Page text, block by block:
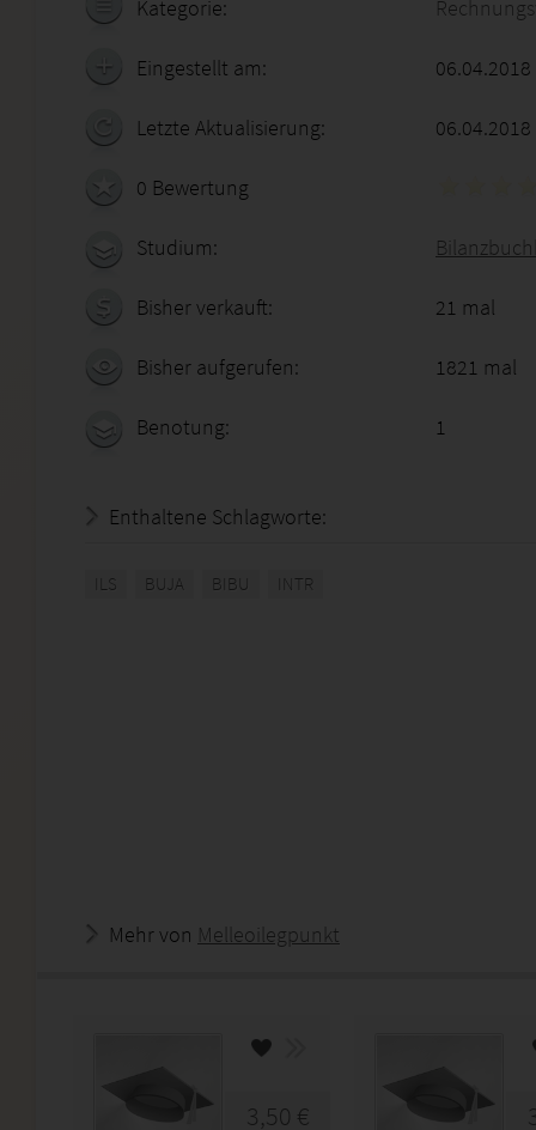
Kategorie:
Eingestellt am:
Letzte Aktualisierung: 06.04.2018
0 Bewertung
Studium:
Bisher verkauft: 21 mal
Bisher aufgerufen: 1821 mal
Benotung: 1
Enthaltene Schlagworte:
ILS BUJA BIBU INTR
Mehr von Melleoilegpunkt
3,50 €